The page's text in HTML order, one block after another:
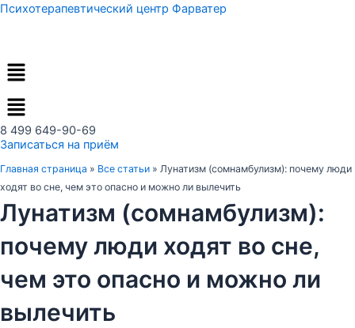
Перейти
Психотерапевтический центр Фарватер
Меню
8 499 649-90-69
Записаться на приём
Главная страница » Все статьи » Лунатизм (сомнамбулизм): почему люди
ходят во сне, чем это опасно и можно ли вылечить
Лунатизм (сомнамбулизм):
почему люди ходят во сне,
чем это опасно и можно ли
вылечить